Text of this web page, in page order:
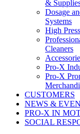
&
Dosage
Systems
High
Cleaners
Pro-X
Pro-X
CUSTOMERS
NEWS &
PRO-X IN
SOCIAL